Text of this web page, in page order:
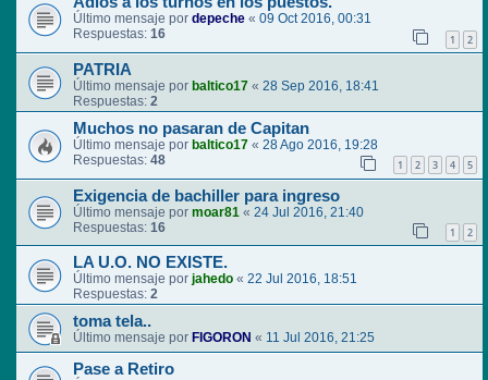
Último mensaje por depeche « 09 Oct 2016, 00:31
Respuestas: 16 1 2
PATRIA
Último mensaje por baltico17 « 28 Sep 2016, 18:41
Respuestas: 2
Muchos no pasaran de Capitan
Último mensaje por baltico17 « 28 Ago 2016, 19:28
Respuestas: 48 1 2 3 4 5
Exigencia de bachiller para ingreso
Último mensaje por moar81 « 24 Jul 2016, 21:40
Respuestas: 16 1 2
LA U.O. NO EXISTE.
Último mensaje por jahedo « 22 Jul 2016, 18:51
Respuestas: 2
toma tela..
Último mensaje por FIGORON « 11 Jul 2016, 21:25
Pase a Retiro